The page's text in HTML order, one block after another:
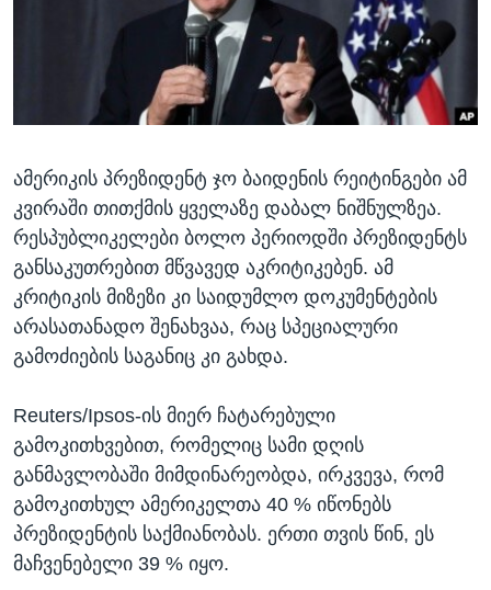
ᲡᲢᲣᲓᲘᲐ ᲕᲐᲨᲘᲜᲒᲢᲝᲜᲘ
ᲛᲔᲪᲜᲘᲔᲠᲔᲑᲐ
ᲙᲣᲚᲢᲣᲠᲐ
ᲒᲐᲚᲘᲚᲔᲝ
ᲓᲔᲖᲘᲜᲤᲝᲠᲛᲐᲪᲘᲐ
Learning English
ᲗᲕᲐᲚᲘ ᲒᲕᲐᲓᲔᲕᲜᲔᲗ
ენები
ამერიკის პრეზიდენტ ჯო ბაიდენის რეიტინგები ამ
კვირაში თითქმის ყველაზე დაბალ ნიშნულზეა.
რესპუბლიკელები ბოლო პერიოდში პრეზიდენტს
განსაკუთრებით მწვავედ აკრიტიკებენ. ამ
კრიტიკის მიზეზი კი საიდუმლო დოკუმენტების
არასათანადო შენახვაა, რაც სპეციალური
გამოძიების საგანიც კი გახდა.
Reuters/Ipsos-ის მიერ ჩატარებული
გამოკითხვებით, რომელიც სამი დღის
განმავლობაში მიმდინარეობდა, ირკვევა, რომ
გამოკითხულ ამერიკელთა 40 % იწონებს
პრეზიდენტის საქმიანობას. ერთი თვის წინ, ეს
მაჩვენებელი 39 % იყო.